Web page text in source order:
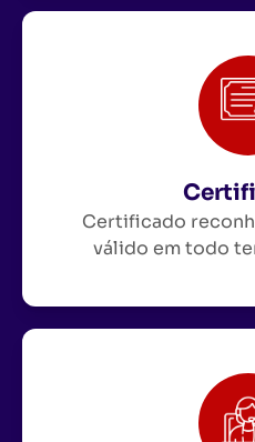
Certificado
válido em todo